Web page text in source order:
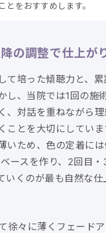
とをおすすめします。
の調整で仕上が
て培った傾聴力と、
し、当院では1回の施
、対話を重ねながら
ことを大切にしてい
いため、色の定着に
ースを作り、2回目・
いくのが最も自然な
徐々に薄くフェード